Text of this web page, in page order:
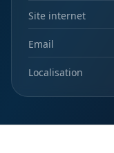
Site internet
Email
Localisation